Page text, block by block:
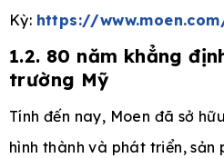
Kỳ: https://
1.2. 80 năm khẳng
trường Mỹ
Tính đến nay, Moen đã sở
hình thành và phát triển, sản